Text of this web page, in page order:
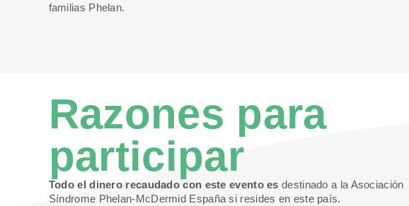
familias Phelan.
Razones para
participar
Todo el dinero recaudado con este evento esdestinado a la Asociación
Síndrome Phelan-McDermid España si resides en este país.